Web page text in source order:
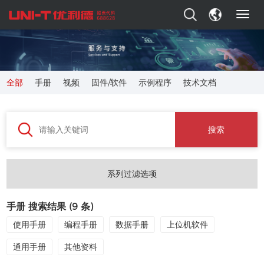
T
o
g
e
v
a
t
n
全部 手册 视频 固件/软件 示例程序 技术文档
搜索
系列过滤选项
手册 搜索结果 (9 条)
使用手册 编程手册 数据手册 上位机软件
通用手册 其他资料